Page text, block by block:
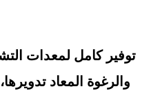
توفير كامل لمعدات
والرغوة المعاد